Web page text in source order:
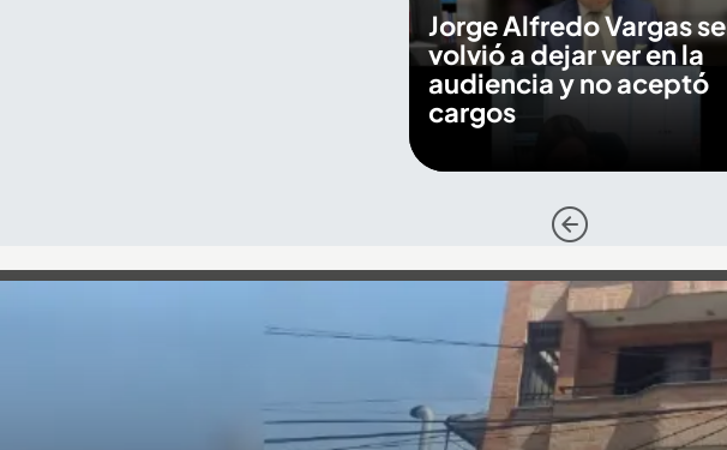
Jorge Alfredo Vargas se
volvió a dejar ver en la
audiencia y no aceptó
cargos